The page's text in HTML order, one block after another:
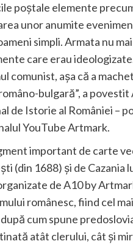
poștale elemente
unor anumite
simpli. Armata nu
care erau
comunist, așa că a
bulgară”, a
de Istorie al României –
YouTube Artmark.
important de carte
(din 1688) și de Cazania
de A10 by
românesc, fiind cel
cum spune
atât clerului, cât și